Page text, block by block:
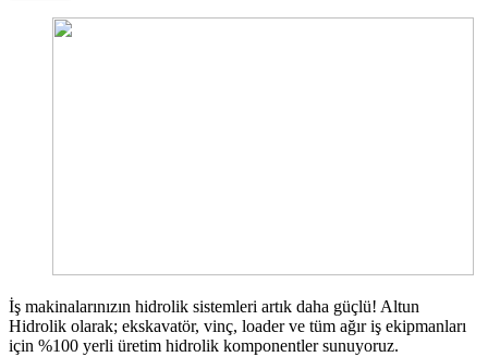
İş makinalarınızın hidrolik sistemleri artık daha güçlü! Altun
Hidrolik olarak; ekskavatör, vinç, loader ve tüm ağır iş ekipmanları
için %100 yerli üretim hidrolik komponentler sunuyoruz.